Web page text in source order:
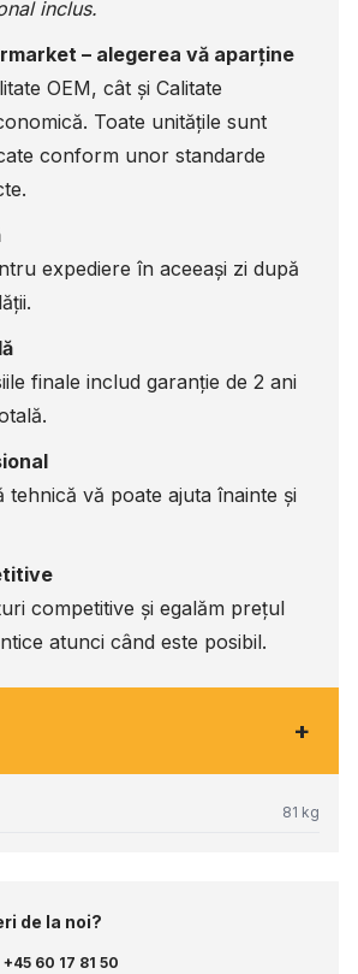
inclus.
– alegerea vă aparține
OEM, cât și Calitate
Toate unitățile sunt
conform unor standarde
expediere în aceeași zi după
finale includ garanție de 2 ani
tehnică vă poate ajuta înainte și
competitive și egalăm prețul
atunci când este posibil.
+
81 kg
de la noi?
+45 60 17 81 50